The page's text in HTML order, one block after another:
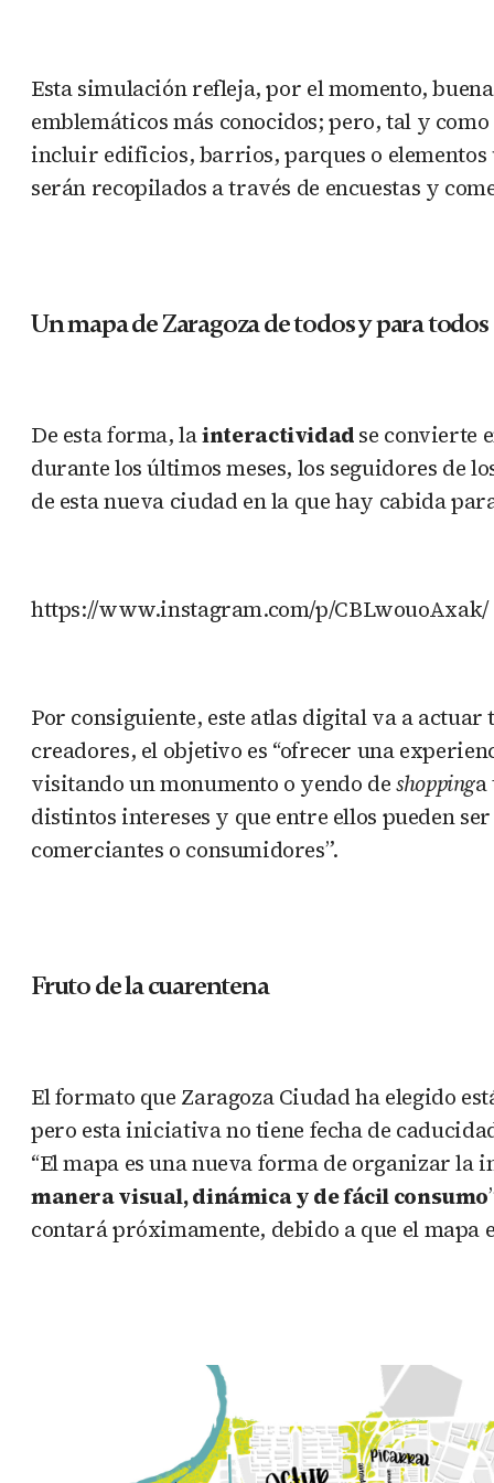
Esta simulación refleja, por el momento,
emblemáticos más conocidos; pero, tal y
incluir edificios, barrios, parques o elementos
serán recopilados a través de encuestas y
Un mapa de Zaragoza de todos y para todos
De esta forma, lainteractividadse convierte
durante los últimos meses, los seguidores de
de esta nueva ciudad en la que hay cabida
https://www.instagram.com/p/CBLwouoAxak/
Por consiguiente, este atlas digital va a
creadores, el objetivo es “ofrecer una
visitando un monumento o yendo deshoppinga
distintos intereses y que entre ellos pueden
comerciantes o consumidores”.
Fruto de la cuarentena
El formato que Zaragoza Ciudad ha elegido
pero esta iniciativa no tiene fecha de
“El mapa es una nueva forma de organizar la
manera visual, dinámica y de fácil consumo
contará próximamente, debido a que el